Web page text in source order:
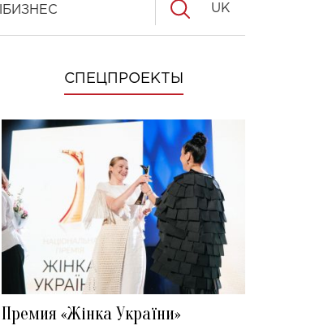
БИЗНЕС UK
СПЕЦПРОЕКТЫ
Премия «Жінка України»